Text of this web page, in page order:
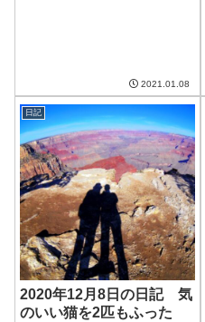
2021.01.08
日記
2020年12月8日の日記 気
のいい猫を2匹もふった